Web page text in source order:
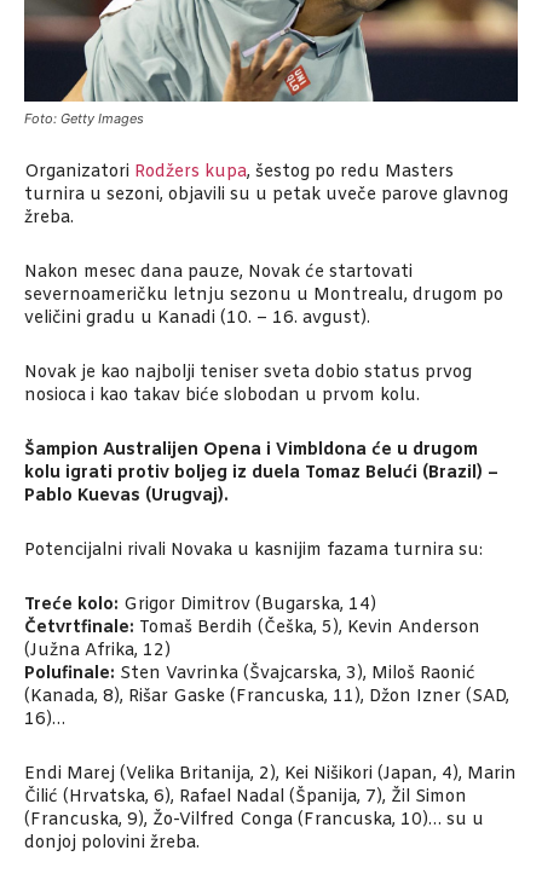
Foto: Getty Images
Organizatori Rodžers kupa, šestog po redu Masters
turnira u sezoni, objavili su u petak uveče parove glavnog
žreba.
Nakon mesec dana pauze, Novak će startovati
severnoameričku letnju sezonu u Montrealu, drugom po
veličini gradu u Kanadi (10. – 16. avgust).
Novak je kao najbolji teniser sveta dobio status prvog
nosioca i kao takav biće slobodan u prvom kolu.
Šampion Australijen Opena i Vimbldona će u drugom
kolu igrati protiv boljeg iz duela Tomaz Belući (Brazil) –
Pablo Kuevas (Urugvaj).
Potencijalni rivali Novaka u kasnijim fazama turnira su:
Treće kolo: Grigor Dimitrov (Bugarska, 14)
Četvrtfinale: Tomaš Berdih (Češka, 5), Kevin Anderson
(Južna Afrika, 12)
Polufinale: Sten Vavrinka (Švajcarska, 3), Miloš Raonić
(Kanada, 8), Rišar Gaske (Francuska, 11), Džon Izner (SAD,
16)…
Endi Marej (Velika Britanija, 2), Kei Nišikori (Japan, 4), Marin
Čilić (Hrvatska, 6), Rafael Nadal (Španija, 7), Žil Simon
(Francuska, 9), Žo-Vilfred Conga (Francuska, 10)… su u
donjoj polovini žreba.